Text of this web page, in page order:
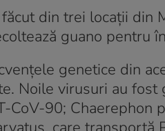
din trei locații din
guano pentru
genetice din
Noile virusuri au
CoV-90; Chaerephon